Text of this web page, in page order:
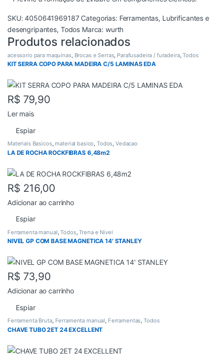
SKU:4050641969187 Categorias: Ferramentas, Lubrificantes e
desengripantes, Todos Marca: wurth
Produtos relacionados
acessorio para maquinas, Brocas e Serras, Parafusadeira / furadeira,Todos
KIT SERRA COPO PARA MADEIRA C/5 LAMINAS EDA
R$ 79,90
Ler mais
Espiar
Materiais Basicos, material basico, Todos,Vedacao
LA DE ROCHA ROCKFIBRAS 6,48m2
R$ 216,00
Adicionar ao carrinho
Espiar
Ferramenta manual ,Todos,Trena e Nivel
NIVEL GP COM BASE MAGNETICA 14′ STANLEY
R$ 73,90
Adicionar ao carrinho
Espiar
Ferramenta Bruta, Ferramenta manual, Ferramentas,Todos
CHAVE TUBO 2ET 24 EXCELLENT